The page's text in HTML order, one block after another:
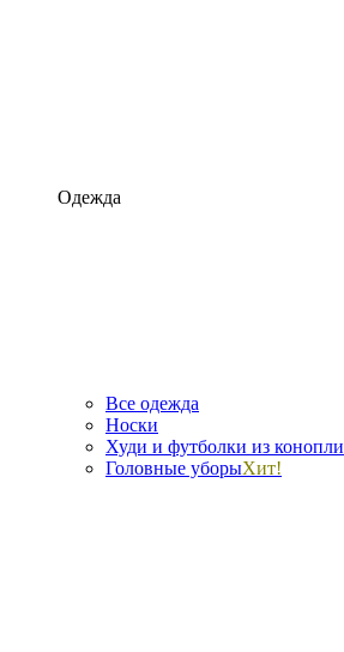
Одежда
Все одежда
Носки
Худи и футболки из конопли
Головные уборыХит!